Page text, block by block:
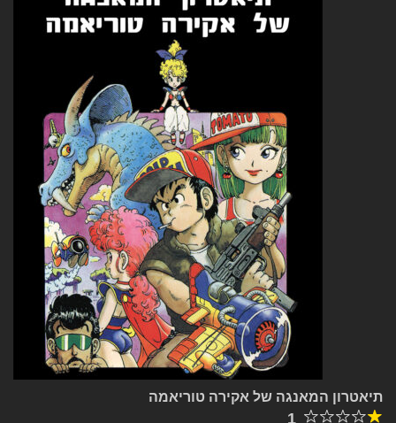
תיאטרון המאנגה של אקירה טוריאמה
1